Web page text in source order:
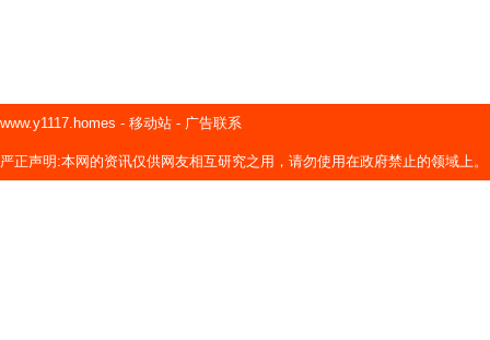
www.y1117.homes - 移动站 - 广告联系
严正声明:本网的资讯仅供网友相互研究之用，请勿使用在政府禁止的领域上。